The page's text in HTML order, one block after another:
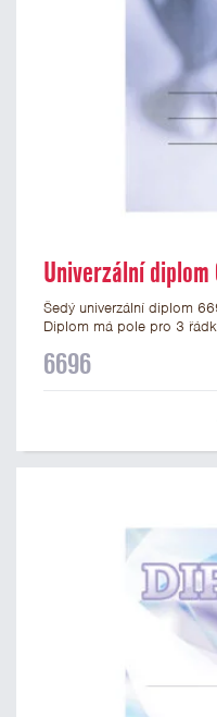
Univerzální
Šedý univerzální diplom
Diplom má pole pro 3
univerzální diplom je
6696